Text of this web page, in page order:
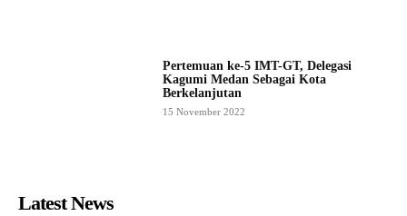
Pertemuan ke-5 IMT-GT, Delegasi
Kagumi Medan Sebagai Kota
Berkelanjutan
15 November 2022
Latest News